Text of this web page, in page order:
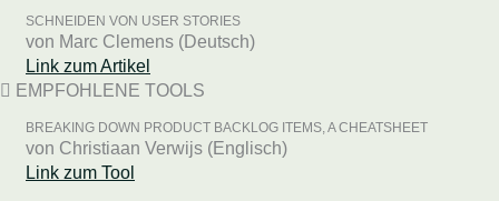
SCHNEIDEN VON USER STORIES
von Marc Clemens (Deutsch)
Link zum Artikel
EMPFOHLENE TOOLS
BREAKING DOWN PRODUCT BACKLOG ITEMS, A CHEATSHEET
von Christiaan Verwijs (Englisch)
Link zum Tool